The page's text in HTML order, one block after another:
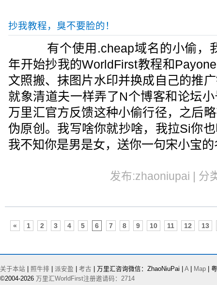
抄我教程，臭不要脸的！
有个使用.cheap域名的小偷，
年开始抄我的WorldFirst教程和
文照搬、抹图片水印并换成自己的推
就象清道夫一样弄了N个博客和论坛
万里汇官方反馈这种小偷行径，之后
伪原创。我写啥你就抄啥，我拉Si你
我不知你是男是女，送你一句宋小宝
发布:zhaoniupai | 分
« 1 2 3 4 5 6 7 8 9 10 11 12 13
关于本站 照牛排 派安盈 考古 | 万里汇咨询微信：ZhaoNiuPai | A| Map |
©2004-2026 万里汇WorldFirst注册邀请码：2714